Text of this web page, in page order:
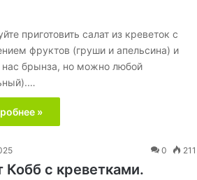
приготовить салат из креветок с
фруктов (груши и апельсина) и
брынза, но можно любой
»
0 211
Кобб с креветками.